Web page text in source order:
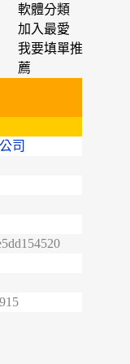
軟體分類
加入最愛
我要填單推
薦
司